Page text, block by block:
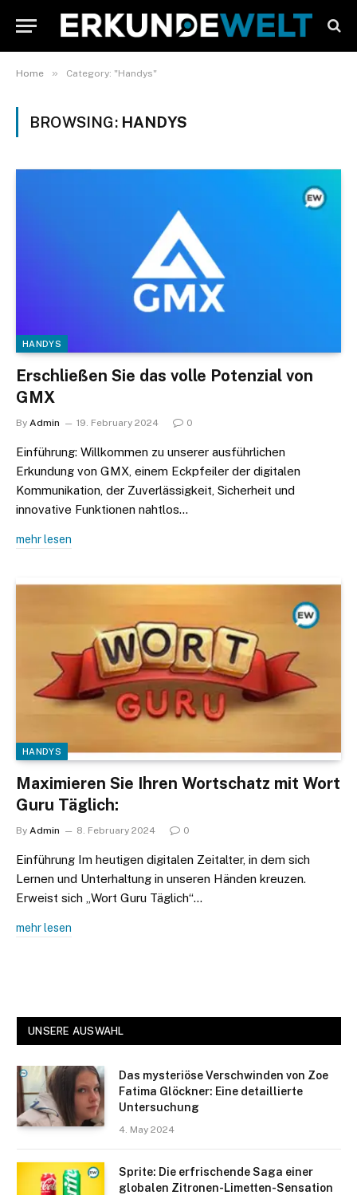
Home » Category: "Handys"
BROWSING: HANDYS
HANDYS
Erschließen Sie das volle Potenzial von
GMX
By Admin 19. February 2024 0
Einführung: Willkommen zu unserer ausführlichen
Erkundung von GMX, einem Eckpfeiler der digitalen
Kommunikation, der Zuverlässigkeit, Sicherheit und
innovative Funktionen nahtlos…
mehr lesen
HANDYS
Maximieren Sie Ihren Wortschatz mit Wort
Guru Täglich:
By Admin 8. February 2024 0
Einführung Im heutigen digitalen Zeitalter, in dem sich
Lernen und Unterhaltung in unseren Händen kreuzen.
Erweist sich „Wort Guru Täglich“…
mehr lesen
UNSERE AUSWAHL
Das mysteriöse Verschwinden von Zoe
Fatima Glöckner: Eine detaillierte
Untersuchung
4. May 2024
Sprite: Die erfrischende Saga einer
globalen Zitronen-Limetten-Sensation